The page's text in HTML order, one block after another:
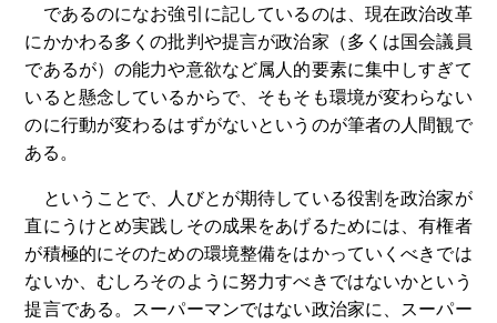
であるのになお強引に記しているのは、現在政治改革
にかかわる多くの批判や提言が政治家（多くは国会議員
であるが）の能力や意欲など属人的要素に集中しすぎて
いると懸念しているからで、そもそも環境が変わらない
のに行動が変わるはずがないというのが筆者の人間観で
ある。
ということで、人びとが期待している役割を政治家が
直にうけとめ実践しその成果をあげるためには、有権者
が積極的にそのための環境整備をはかっていくべきでは
ないか、むしろそのように努力すべきではないかという
提言である。スーパーマンではない政治家に、スーパー